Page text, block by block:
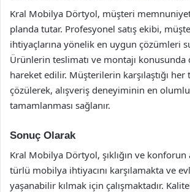
Kral Mobilya Dörtyol, müşteri
planda tutar. Profesyonel satış ekibi,
ihtiyaçlarına yönelik en uygun çözümleri
Ürünlerin teslimatı ve montajı
hareket edilir. Müşterilerin karşılaştığı her
çözülerek, alışveriş deneyiminin en
tamamlanması sağlanır.
Sonuç Olarak
Kral Mobilya Dörtyol, şıklığın ve
türlü mobilya ihtiyacını karşılamakta ve
yaşanabilir kılmak için çalışmaktadır.